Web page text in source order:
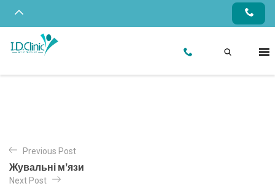
Previous Post
Жувальні мʼязи
Next Post